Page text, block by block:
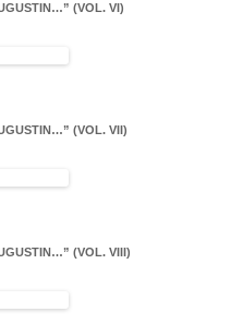
(VOL. VI)
(VOL. VII)
(VOL. VIII)